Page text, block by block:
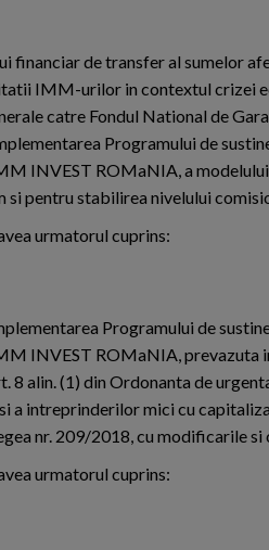
financiar de transfer al sumelor
IMM-urilor in contextul crizei
catre Fondul National de
Programului de
INVEST ROMaNIA, a
si pentru stabilirea nivelului
urmatorul cuprins:
Programului de
INVEST ROMaNIA, prevazuta
8 alin. (1) din Ordonanta de
a intreprinderilor mici cu
nr. 209/2018, cu modificarile
urmatorul cuprins: